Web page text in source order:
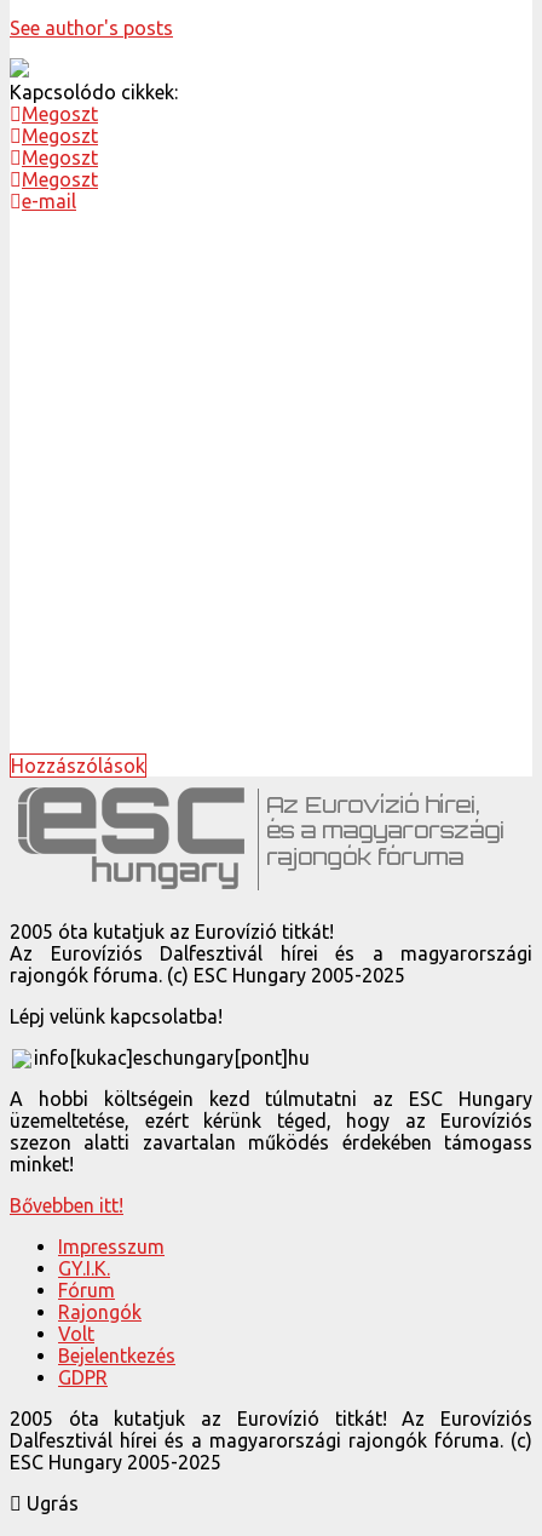
See author's posts
Kapcsolódo cikkek:
Megoszt
Megoszt
Megoszt
Megoszt
e-mail
Hozzászólások
2005 óta kutatjuk az Eurovízió titkát!
Az Eurovíziós Dalfesztivál hírei és a magyarországi
rajongók fóruma. (c) ESC Hungary 2005-2025
Lépj velünk kapcsolatba!
info[kukac]eschungary[pont]hu
A hobbi költségein kezd túlmutatni az ESC Hungary
üzemeltetése, ezért kérünk téged, hogy az Eurovíziós
szezon alatti zavartalan működés érdekében támogass
minket!
Bővebben itt!
Impresszum
GY.I.K.
Fórum
Rajongók
Volt
Bejelentkezés
GDPR
2005 óta kutatjuk az Eurovízió titkát! Az Eurovíziós
Dalfesztivál hírei és a magyarországi rajongók fóruma. (c)
ESC Hungary 2005-2025
Ugrás